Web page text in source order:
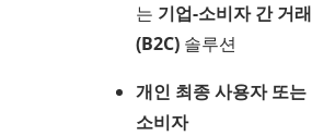
는 기업-소비자 간 거래
(B2C) 솔루션
개인 최종 사용자 또는
소비자